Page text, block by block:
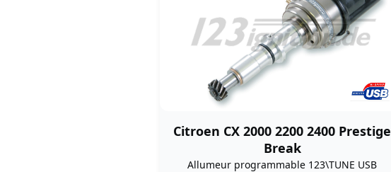
Citroen CX 2000 2200 2400 Prestige
Break
Allumeur programmable 123\TUNE USB